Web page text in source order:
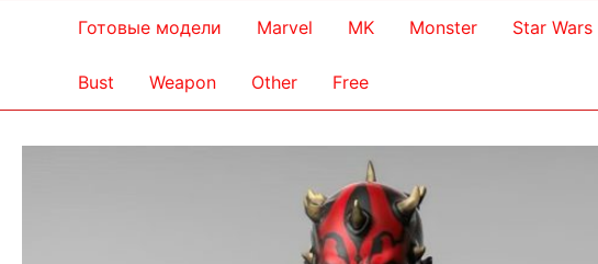
Готовые модели Marvel MK Monster Star Wars
Bust Weapon Other Free